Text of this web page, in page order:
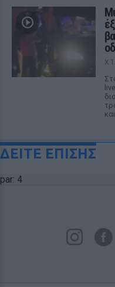
ΔΕΙΤΕ ΕΠΙΣΗΣ
par: 4